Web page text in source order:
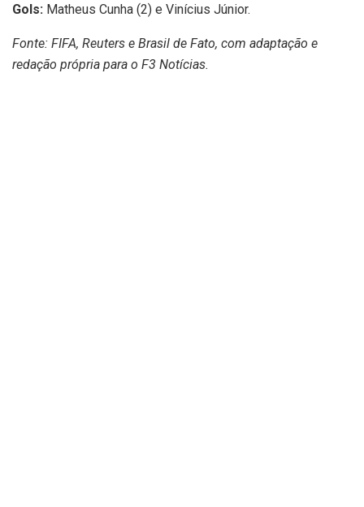
Gols: Matheus Cunha (2) e Vinícius Júnior.
Fonte: FIFA, Reuters e Brasil de Fato, com adaptação e
redação própria para o F3 Notícias.